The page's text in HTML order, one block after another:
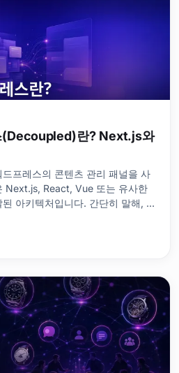
(Decoupled)란? Next.js와
프레스의 콘텐츠 관리 패널을 사
Next.js, React, Vue 또는 유사한
아키텍처입니다. 간단히 말해, 워